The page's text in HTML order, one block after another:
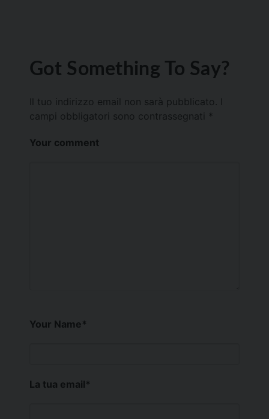
Got Something To Say?
Il tuo indirizzo email non sarà pubblicato.
campi obbligatori sono contrassegnati *
Your comment
Your Name*
La tua email*